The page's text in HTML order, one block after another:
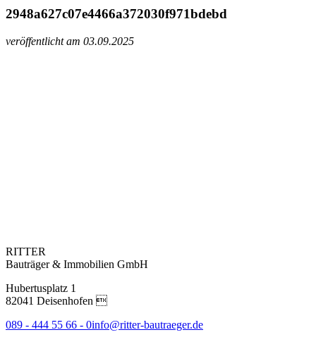
2948a627c07e4466a372030f971bdebd
veröffentlicht am 03.09.2025
RITTER
Bauträger & Immobilien GmbH
Hubertusplatz 1
82041 Deisenhofen 
089 - 444 55 66 - 0info@ritter-bautraeger.de